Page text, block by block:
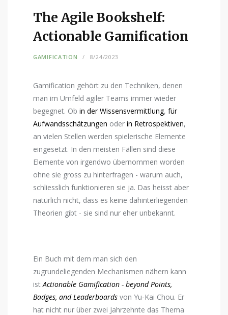
The Agile Bookshelf:
Actionable Gamification
GAMIFICATION 8/24/2023
Gamification gehört zu den Techniken, denen
man im Umfeld agiler Teams immer wieder
begegnet. Ob in der Wissensvermittlung, für
Aufwandsschätzungen oder in Retrospektiven,
an vielen Stellen werden spielerische Elemente
eingesetzt. In den meisten Fällen sind diese
Elemente von irgendwo übernommen worden
ohne sie gross zu hinterfragen - warum auch,
schliesslich funktionieren sie ja. Das heisst aber
natürlich nicht, dass es keine dahinterliegenden
Theorien gibt - sie sind nur eher unbekannt.
Ein Buch mit dem man sich den
zugrundeliegenden Mechanismen nähern kann
ist Actionable Gamification - beyond Points,
Badges, and Leaderboards von Yu-Kai Chou. Er
hat nicht nur über zwei Jahrzehnte das Thema